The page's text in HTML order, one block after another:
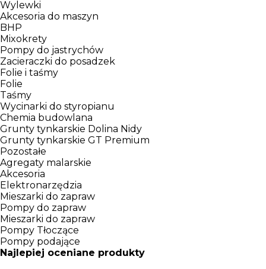
Wylewki
Akcesoria do maszyn
BHP
Mixokrety
Pompy do jastrychów
Zacieraczki do posadzek
Folie i taśmy
Folie
Taśmy
Wycinarki do styropianu
Chemia budowlana
Grunty tynkarskie Dolina Nidy
Grunty tynkarskie GT Premium
Pozostałe
Agregaty malarskie
Akcesoria
Elektronarzędzia
Mieszarki do zapraw
Pompy do zapraw
Mieszarki do zapraw
Pompy Tłoczące
Pompy podające
Najlepiej oceniane produkty